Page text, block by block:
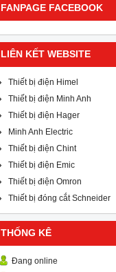
FANPAGE FACEBOOK
LIÊN KẾT WEBSITE
Thiết bị điện Himel
Thiết bị điện Minh Anh
Thiết bị điện Hager
Minh Anh Electric
Thiết bị điện Chint
Thiết bị điện Emic
Thiết bị điện Omron
Thiết bị đóng cắt Schneider
THỐNG KÊ
Đang online